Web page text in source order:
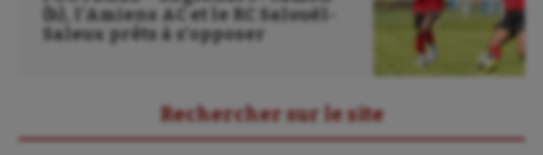
(b), l’Amiens AC et le RC Salouël-
Saleux prêts à s’opposer
Rechercher sur le site